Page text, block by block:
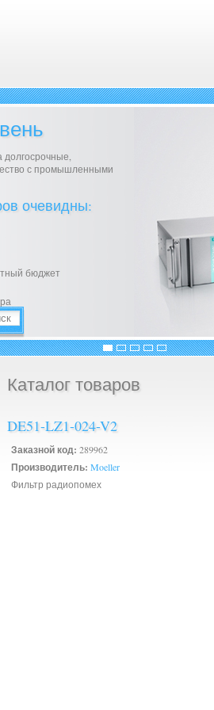
с промышленными
очевидны:
бюджет
Каталог товаров
DE51-LZ1-024-V2
Заказной код: 289962
Производитель: Moeller
Фильтр радиопомех